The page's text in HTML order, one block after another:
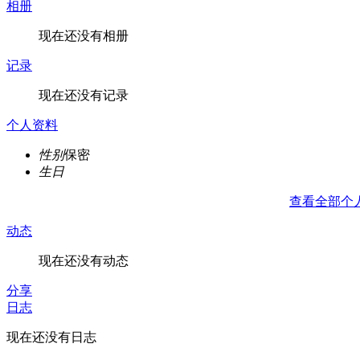
相册
现在还没有相册
记录
现在还没有记录
个人资料
性别保密
生日
查看全部个
动态
现在还没有动态
分享
日志
现在还没有日志